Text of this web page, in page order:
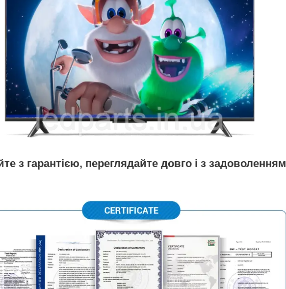
з гарантією, переглядайте довго і з задоволенням